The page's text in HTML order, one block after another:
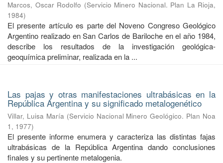
Marcos, Oscar Rodolfo (Servicio Minero Nacional. Plan La Rioja,
1984)
El presente artículo es parte del Noveno Congreso Geológico
Argentino realizado en San Carlos de Bariloche en el año 1984,
describe los resultados de la investigación geológica-
geoquímica preliminar, realizada en la ...
Las pajas y otras manifestaciones ultrabásicas en la
República Argentina y su significado metalogenético
Villar, Luisa María (Servicio Nacional Minero Geológico. Plan Noa
1 , 1977)
El presente informe enumera y caracteriza las distintas fajas
ultrabásicas de la República Argentina dando conclusiones
finales y su pertinente metalogenia.